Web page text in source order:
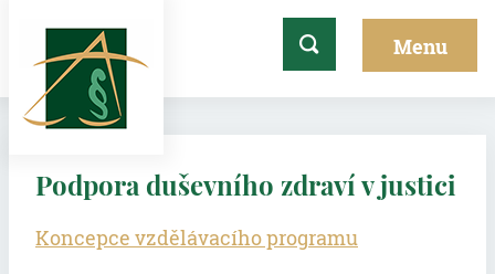
Podpora duševního zdraví v justici
Koncepce vzdělávacího programu